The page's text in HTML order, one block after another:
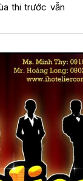
thi trước vẫn